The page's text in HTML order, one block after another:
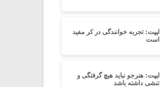
لیپت: تجربه خوانندگی در کر مفید
است
لیپت: هنرجو نباید هیچ گرفتگی و
تنشی داشته باشد